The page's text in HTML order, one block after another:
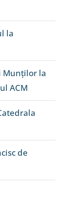
la
Munților la
ACM
de